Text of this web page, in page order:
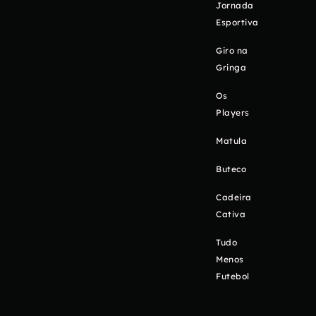
Jornada
Esportiva
Giro na
Gringa
Os
Players
Matula
Buteco
Cadeira
Cativa
Tudo
Menos
Futebol